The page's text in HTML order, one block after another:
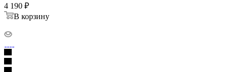
4 190 ₽
В корзину